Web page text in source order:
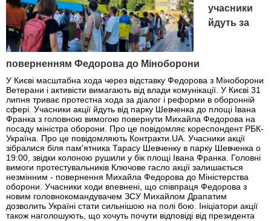
учасники
йдуть за
поверненням Федорова до Міноборони
У Києві масштабна хода через відставку Федорова з Міноборони
Ветерани і активісти вимагають від влади комунікації. У Києві 31
липня триває протестна хода за діалог і реформи в оборонній
сфері. Учасники акції йдуть від парку Шевченка до площі Івана
Франка з головною вимогою повернути Михайла Федорова на
посаду міністра оборони. Про це повідомляє кореспондент РБК-
Україна. Про це повідомляють Контракти.UA. Учасники акції
зібралися біля пам'ятника Тарасу Шевченку в парку Шевченка о
19:00, звідки колоною рушили у бік площі Івана Франка. Головні
вимоги протестувальників Ключове гасло акції залишається
незмінним - повернення Михайла Федорова до Міністерства
оборони. Учасники ходи впевнені, що співпраця Федорова з
новим головнокомандувачем ЗСУ Михайлом Драпатим
дозволить Україні стати сильнішою на полі бою. Ініціатори акції
також наголошують, що хочуть почути відповіді від президента